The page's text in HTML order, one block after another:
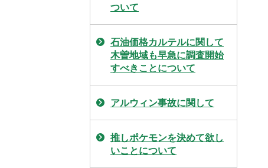
ついて
石油価格カルテルに関して
木曽地域も早急に調査開始
すべきことについて
アルウィン事故に関して
推しポケモンを決めて欲し
いことについて